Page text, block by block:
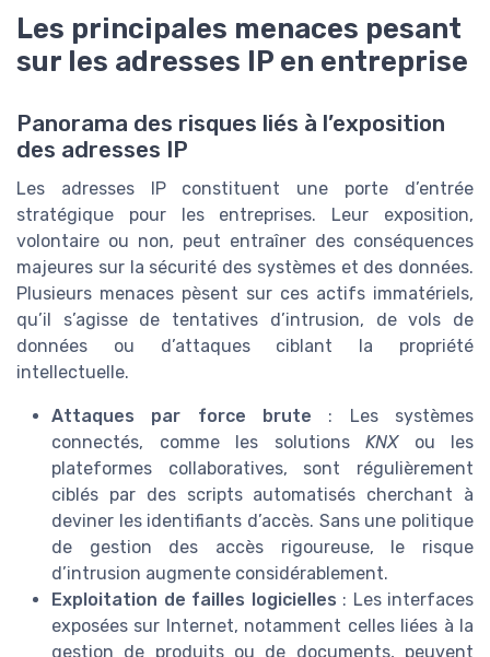
Les principales menaces pesant
sur les adresses IP en entreprise
Panorama des risques liés à l’exposition
des adresses IP
Les adresses IP constituent une porte d’entrée
stratégique pour les entreprises. Leur exposition,
volontaire ou non, peut entraîner des conséquences
majeures sur la sécurité des systèmes et des données.
Plusieurs menaces pèsent sur ces actifs immatériels,
qu’il s’agisse de tentatives d’intrusion, de vols de
données ou d’attaques ciblant la propriété
intellectuelle.
Attaques par force brute : Les systèmes
connectés, comme les solutions KNXou les
plateformes collaboratives, sont régulièrement
ciblés par des scripts automatisés cherchant à
deviner les identifiants d’accès. Sans une politique
de gestion des accès rigoureuse, le risque
d’intrusion augmente considérablement.
Exploitation de failles logicielles : Les interfaces
exposées sur Internet, notamment celles liées à la
gestion de produits ou de documents, peuvent